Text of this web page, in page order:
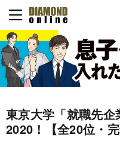
東京大学「就職先
2020！【全20位・完